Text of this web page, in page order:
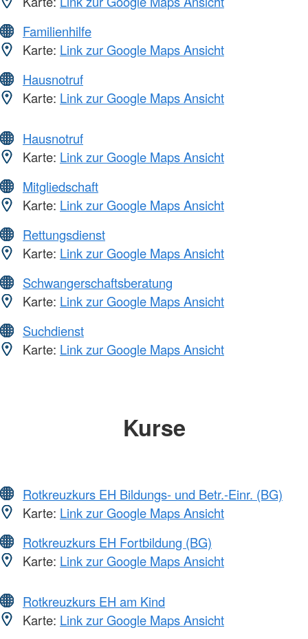
Familienhilfe
Karte: Link zur Google Maps Ansicht
Hausnotruf
Karte: Link zur Google Maps Ansicht
Hausnotruf
Karte: Link zur Google Maps Ansicht
Mitgliedschaft
Karte: Link zur Google Maps Ansicht
Rettungsdienst
Karte: Link zur Google Maps Ansicht
Schwangerschaftsberatung
Karte: Link zur Google Maps Ansicht
Suchdienst
Karte: Link zur Google Maps Ansicht
Kurse
Rotkreuzkurs EH Bildungs- und Betr.-Einr. (BG)
Karte: Link zur Google Maps Ansicht
Rotkreuzkurs EH Fortbildung (BG)
Karte: Link zur Google Maps Ansicht
Rotkreuzkurs EH am Kind
Karte: Link zur Google Maps Ansicht